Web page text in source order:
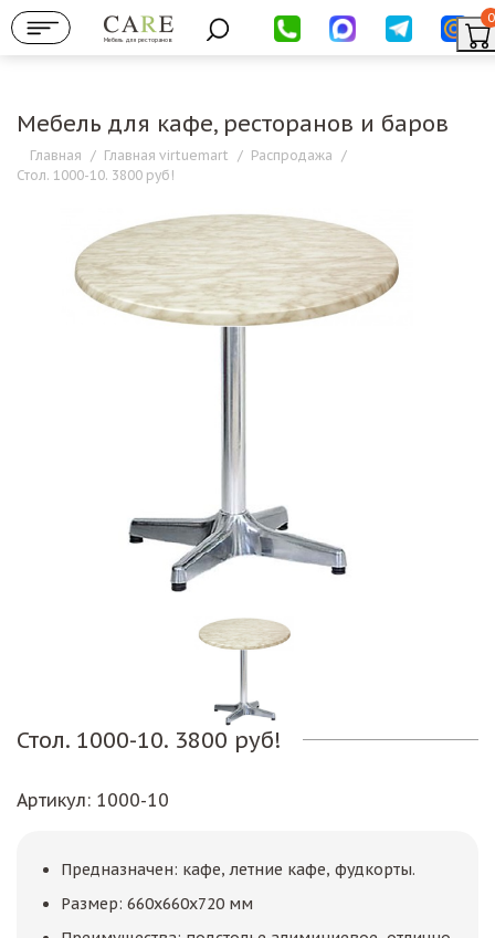
Мебель для ресторанов
0
Мебель для кафе, ресторанов и баров
Главная / Главная virtuemart / Распродажа /
Стол. 1000-10. 3800 руб!
Стол. 1000-10. 3800 руб!
Артикул: 1000-10
Предназначен: кафе, летние кафе, фудкорты.
Размер: 660х660х720 мм